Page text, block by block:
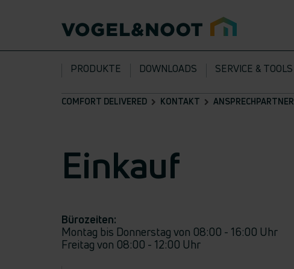
PRODUKTE DOWNLOADS SERVICE & TOOLS
COMFORT DELIVERED KONTAKT ANSPRECHPARTNER
Einkauf
Bürozeiten:
Montag bis Donnerstag von 08:00 - 16:00 Uhr
Freitag von 08:00 - 12:00 Uhr